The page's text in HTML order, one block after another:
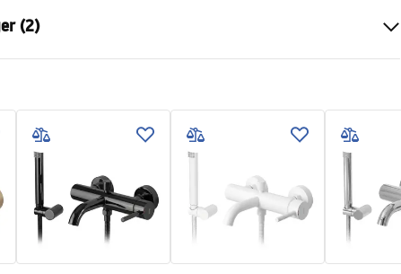
Cuivre brossé
mm
PVD
½ pouce
150mm
(2)
Warranty_Terms_and_Conditions_
Faucets_-_5.pdf